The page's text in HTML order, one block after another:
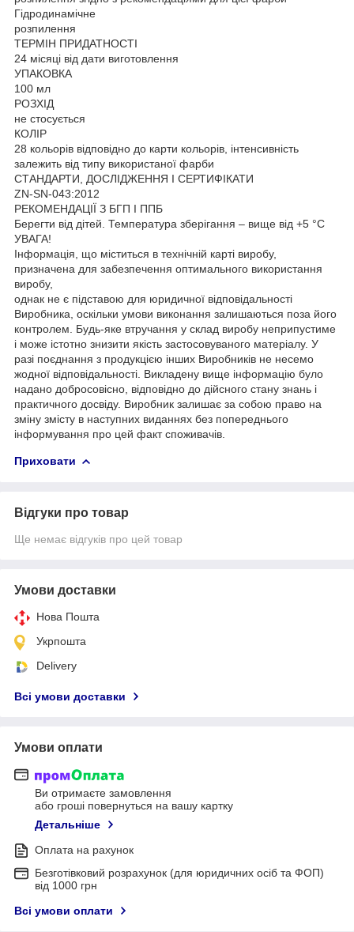
Гідродинамічне
розпилення
ТЕРМІН ПРИДАТНОСТІ
24 місяці від дати виготовлення
УПАКОВКА
100 мл
РОЗХІД
не стосується
КОЛІР
28 кольорів відповідно до карти кольорів, інтенсивність
залежить від типу використаної фарби
СТАНДАРТИ, ДОСЛІДЖЕННЯ І СЕРТИФІКАТИ
ZN-SN-043:2012
РЕКОМЕНДАЦІЇ З БГП І ППБ
Берегти від дітей. Температура зберігання – вище від +5 °C
УВАГА!
Інформація, що міститься в технічній карті виробу,
призначена для забезпечення оптимального використання
виробу,
однак не є підставою для юридичної відповідальності
Виробника, оскільки умови виконання залишаються поза його
контролем. Будь-яке втручання у склад виробу неприпустиме
і може істотно знизити якість застосовуваного матеріалу. У
разі поєднання з продукцією інших Виробників не несемо
жодної відповідальності. Викладену вище інформацію було
надано добросовісно, відповідно до дійсного стану знань і
практичного досвіду. Виробник залишає за собою право на
зміну змісту в наступних виданнях без попереднього
інформування про цей факт споживачів.
Приховати
Відгуки про товар
Ще немає відгуків про цей товар
Умови доставки
Нова Пошта
Укрпошта
Delivery
Всі умови доставки
Умови оплати
Ви отримаєте замовлення
або гроші повернуться на вашу картку
Детальніше
Оплата на рахунок
Безготівковий розрахунок (для юридичних осіб та ФОП)
від 1000 грн
Всі умови оплати